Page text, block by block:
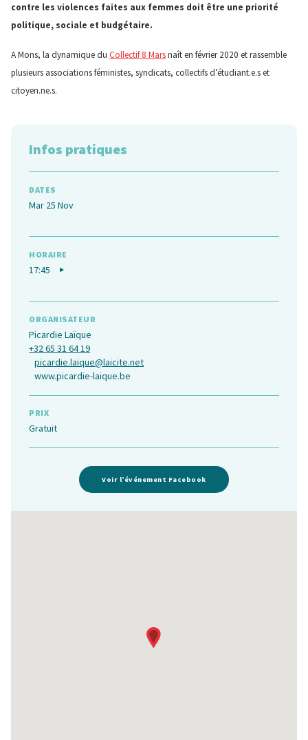
contre les violences faites aux femmes doit être une priorité
politique, sociale et budgétaire.
A Mons, la dynamique du Collectif 8 Marsnaît en février 2020 et rassemble
plusieurs associations féministes, syndicats, collectifs d’étudiant.e.s et
citoyen.ne.s.
Infos pratiques
DATES
Mar 25 Nov
HORAIRE
17:45
ORGANISATEUR
Picardie Laïque
+32 65 31 64 19
picardie.laique@laicite.net
www.picardie-laique.be
PRIX
Gratuit
Voir l’événement Facebook